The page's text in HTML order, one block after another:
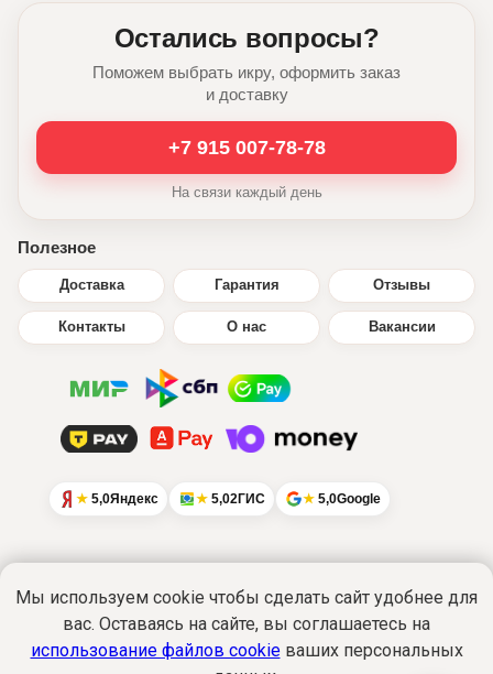
Остались вопросы?
Поможем выбрать икру, оформить заказ
и доставку
+7 915 007-78-78
На связи каждый день
Полезное
Доставка Гарантия Отзывы
Контакты О нас Вакансии
5,0Яндекс 5,02ГИС 5,0Google
Интернет-сайтwww.ikratut.ruносит
исключительно информационный характер
и не является публичной офертой...
Мы используем cookie чтобы сделать сайт удобнее для
вас. Оставаясь на сайте, вы соглашаетесь на
использование файлов cookieваших персональных